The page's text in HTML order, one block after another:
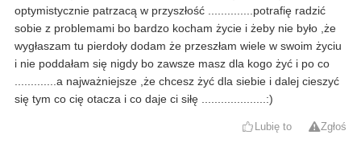
optymistycznie patrzacą w przyszłość ..............potrafię radzić
sobie z problemami bo bardzo kocham życie i żeby nie było ,że
wygłaszam tu pierdoły dodam że przeszłam wiele w swoim życiu
i nie poddałam się nigdy bo zawsze masz dla kogo żyć i po co
.............a najważniejsze ,że chcesz żyć dla siebie i dalej cieszyć
się tym co cię otacza i co daje ci siłę ....................:)
Lubię to Zgłoś